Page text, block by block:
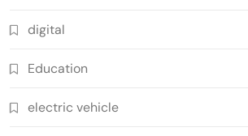
digital
Education
electric vehicle